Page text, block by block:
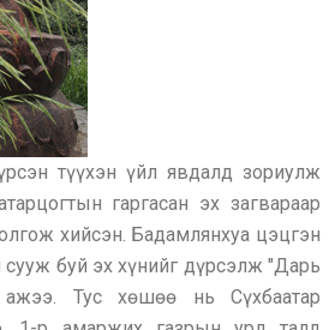
түүхэн үйл явдалд зориулж
гаргасан эх загвараар
хийсэн. Бадамлянхуа цэцгэн
сууж буй эх хүнийг дүрсэлж "Дарь
Тус хөшөө нь Сүхбаатар